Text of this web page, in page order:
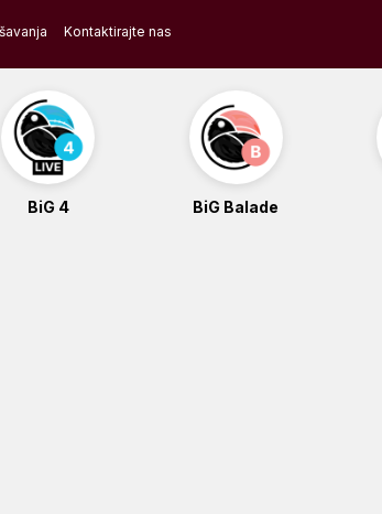
Kontaktirajte nas
BiG 4 BiG Balade